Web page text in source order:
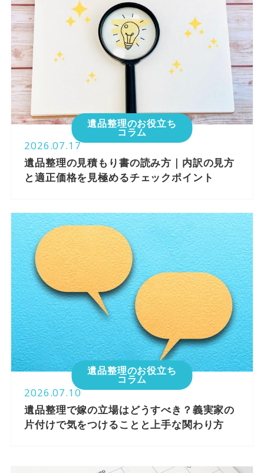
遺品整理のお役立ち
コラム
2026.07.17
遺品整理の見積もり書の読み方｜内訳の見方
と適正価格を見極めるチェックポイント
遺品整理のお役立ち
コラム
2026.07.10
遺品整理で嫁の立場はどうすべき？義実家の
片付けで気をつけることと上手な関わり方